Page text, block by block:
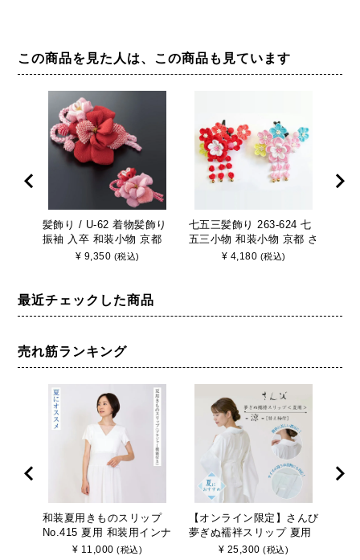
この商品を見た人は、この商品も見ています
髪飾り / U-62 着物髪飾り
振袖 入卒 和装小物 京都
さんび 日本製
¥ 9,350 (税込)
七五三髪飾り 263-624 七
五三小物 和装小物 京都 さ
んび 日本製
¥ 4,180 (税込)
最近チェックした商品
売れ筋ランキング
和装夏用きものスリップ
No.415 夏用 和装用インナ
ー さんび 日本製
¥ 11,000 (税込)
【オンライン限定】さんび
夢ぎぬ襦袢スリップ 夏用
≪涼≫ 東レセオα シルジ
¥ 25,300 (税込)